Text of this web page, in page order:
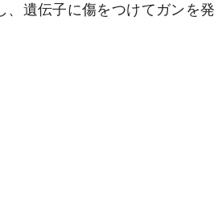
遺伝子に傷をつけてガンを発